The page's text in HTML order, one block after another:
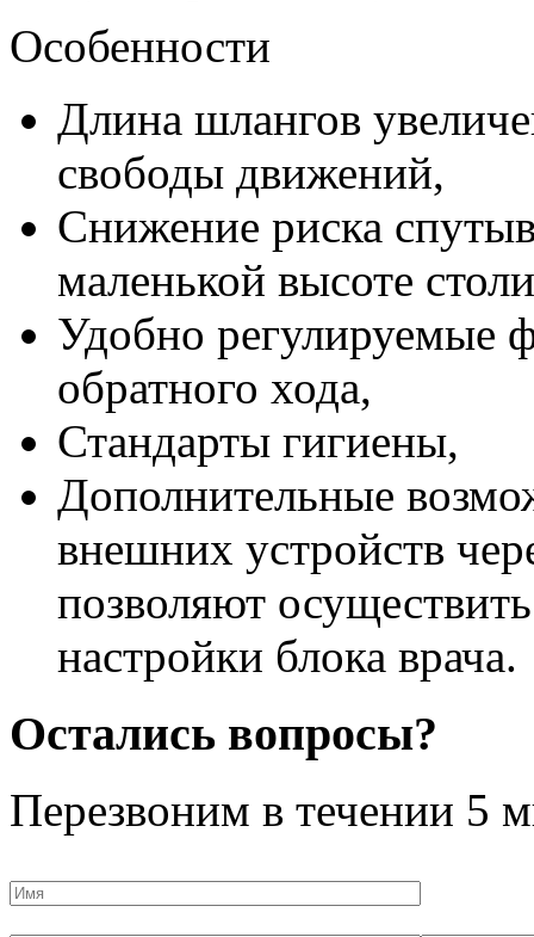
Особенности
Длина шлангов
свободы движений,
Снижение риска
маленькой высоте
Удобно регулируемые
обратного хода,
Стандарты гигиены,
Дополнительные
внешних устройств
позволяют
настройки блока врача.
Остались вопросы?
Перезвоним в течении 5